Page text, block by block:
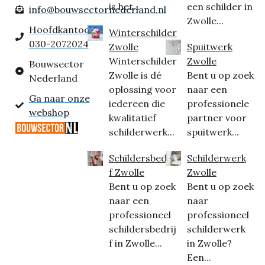
info@bouwsectornederland.nl
Hoofdkantoor:
030-2072024
Bouwsector
Nederland
Ga naar onze
webshop
is het...
Winterschilder
Zwolle
Winterschilder
Zwolle is dé
oplossing voor
iedereen die
kwalitatief
schilderwerk...
Schildersbedrij
f Zwolle
Bent u op zoek
naar een
professioneel
schildersbedrij
f in Zwolle...
een schilder in
Zwolle...
Spuitwerk
Zwolle
Bent u op zoek
naar een
professionele
partner voor
spuitwerk...
Schilderwerk
Zwolle
Bent u op zoek
naar
professioneel
schilderwerk
in Zwolle?
Een...